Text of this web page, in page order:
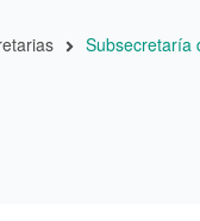
Subsecretaría